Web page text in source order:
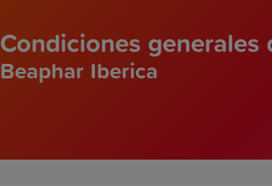
Condiciones generales
Beaphar Iberica